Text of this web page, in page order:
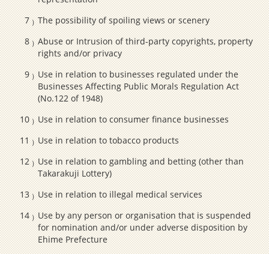
The possibility of spoiling views or scenery
Abuse or Intrusion of third-party copyrights, property
rights and/or privacy
Use in relation to businesses regulated under the
Businesses Affecting Public Morals Regulation Act
(No.122 of 1948)
Use in relation to consumer finance businesses
Use in relation to tobacco products
Use in relation to gambling and betting (other than
Takarakuji Lottery)
Use in relation to illegal medical services
Use by any person or organisation that is suspended
for nomination and/or under adverse disposition by
Ehime Prefecture